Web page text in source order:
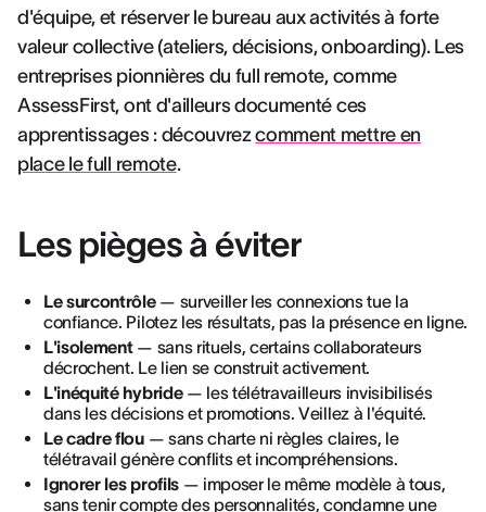
d'équipe, et réserver le bureau aux activités à forte
valeur collective (ateliers, décisions, onboarding). Les
entreprises pionnières du full remote, comme
AssessFirst, ont d'ailleurs documenté ces
apprentissages : découvrezcomment mettre en
place le full remote.
Les pièges à éviter
Le surcontrôle— surveiller les connexions tue la
confiance. Pilotez les résultats, pas la présence en ligne.
L'isolement— sans rituels, certains collaborateurs
décrochent. Le lien se construit activement.
L'inéquité hybride— les télétravailleurs invisibilisés
dans les décisions et promotions. Veillez à l'équité.
Le cadre flou— sans charte ni règles claires, le
télétravail génère conflits et incompréhensions.
Ignorer les profils— imposer le même modèle à tous,
sans tenir compte des personnalités, condamne une